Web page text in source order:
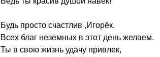
Будь просто счастлив ,Игорёк.
Всех благ неземных в этот день желаем.
Ты в свою жизнь удачу привлек,